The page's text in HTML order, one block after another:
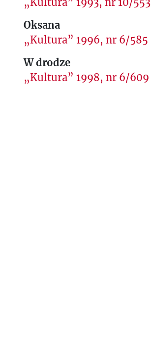
Oksana
„Kultura” 1996, nr 6/585
W drodze
„Kultura” 1998, nr 6/609